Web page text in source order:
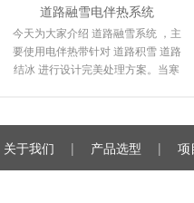
道路融雪电伴热系统
今天为大家介绍 道路融雪系统 ，主
要使用电伴热带针对 道路积雪 道路
结冰 进行设计完美处理方案。当寒
关于我们 | 产品选型 | 项